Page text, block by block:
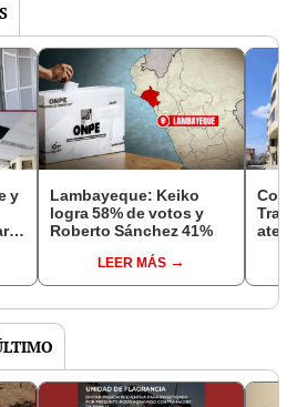
y
Lambayeque: Keiko
logra 58% de votos y
Roberto Sánchez 41%
LEER MÁS